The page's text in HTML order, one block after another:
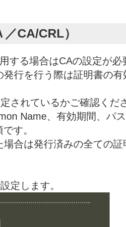
CA/CRL）
する場合はCAの設定が
発行を行う際は証明書の
されているかご確認くだ
Name、有効期間、パ
す。
場合は発行済みの全ての
定します。